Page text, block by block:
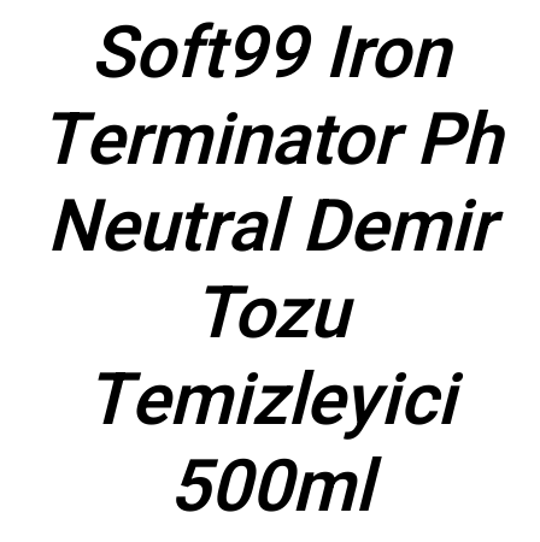
Soft99 Iron
Terminator Ph
Neutral Demir
Tozu
Temizleyici
500ml